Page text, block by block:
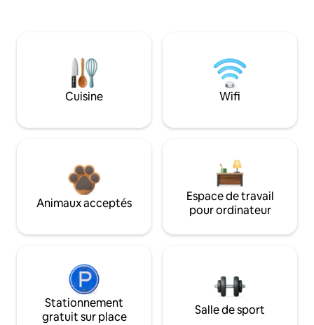
Cuisine Wifi
Animaux acceptés
Espace de travail
pour ordinateur
Stationnement
gratuit sur place
Salle de sport